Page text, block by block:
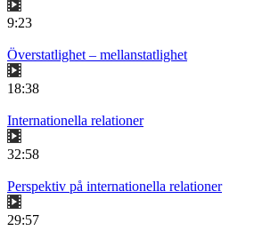
9:23
Överstatlighet – mellanstatlighet
18:38
Internationella relationer
32:58
Perspektiv på internationella relationer
29:57